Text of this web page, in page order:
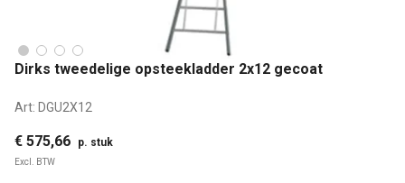
Dirks tweedelige opsteekladder 2x12 gecoat
Art: DGU2X12
€ 575,66 p. stuk
Excl. BTW